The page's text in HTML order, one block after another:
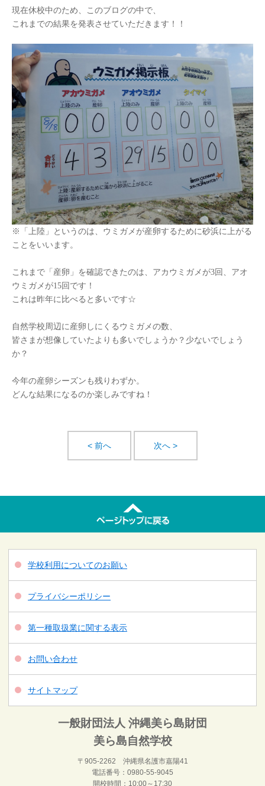
現在休校中のため、このブログの中で、
これまでの結果を発表させていただきます！！
※「上陸」というのは、ウミガメが産卵するために砂浜に上がる
ことをいいます。
これまで「産卵」を確認できたのは、アカウミガメが3回、アオ
ウミガメが15回です！
これは昨年に比べると多いです☆
自然学校周辺に産卵しにくるウミガメの数、
皆さまが想像していたよりも多いでしょうか？少ないでしょう
か？
今年の産卵シーズンも残りわずか。
どんな結果になるのか楽しみですね！
< 前へ 次へ >
学校利用についてのお願い
プライバシーポリシー
第一種取扱業に関する表示
お問い合わせ
サイトマップ
一般財団法人 沖縄美ら島財団
美ら島自然学校
〒905-2262 沖縄県名護市嘉陽41
電話番号：0980-55-9045
開校時間：10:00～17:30